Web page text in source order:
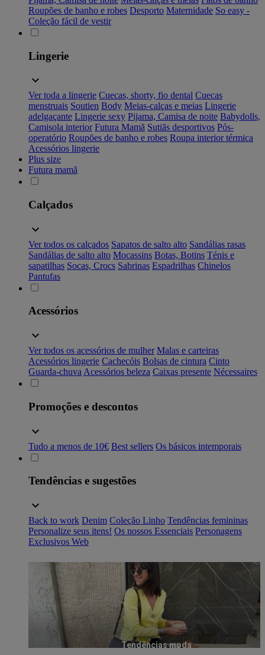
Roupões de banho e robes Desporto Maternidade So easy -
Coleção fácil de vestir
Lingerie
Ver toda a lingerie Cuecas, shorty, fio dental Cuecas
menstruais Soutien Body Meias-calças e meias Lingerie
adelgaçante Lingerie sexy Pijama, Camisa de noite Babydolls,
Camisola interior Futura Mamã Sutiãs desportivos Pós-
operatório Roupões de banho e robes Roupa interior térmica
Acessórios lingerie
Plus size
Futura mamã
Calçados
Ver todos os calçados Sapatos de salto alto Sandálias rasas
Sandálias de salto alto Mocassins Botas, Botins Ténis e
sapatilhas Socas, Crocs Sabrinas Espadrilhas Chinelos
Pantufas
Acessórios
Ver todos os acessórios de mulher Malas e carteiras
Acessórios lingerie Cachecóis Bolsas de cintura Cinto
Guarda-chuva Acessórios beleza Caixas presente Nécessaires
Promoções e descontos
Tudo a menos de 10€ Best sellers Os básicos intemporais
Tendências e sugestões
Back to work Denim Coleção Linho Tendências femininas
Personalize seus itens! Os nossos Essenciais Personagens
Exclusivos Web
Tendências moda